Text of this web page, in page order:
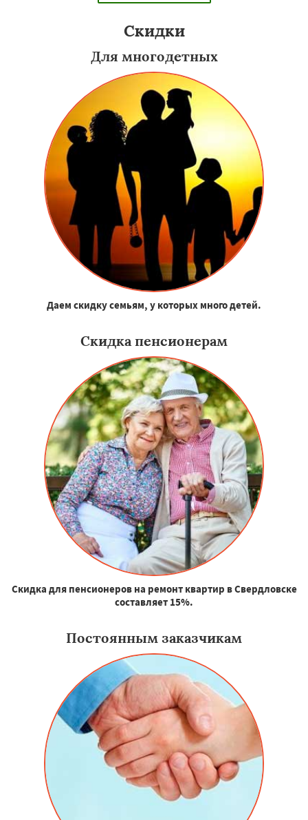
Скидки
Для многодетных
Даем скидку семьям, у которых много детей.
Скидка пенсионерам
Скидка для пенсионеров на ремонт квартир в Свердловске
составляет 15%.
Постоянным заказчикам